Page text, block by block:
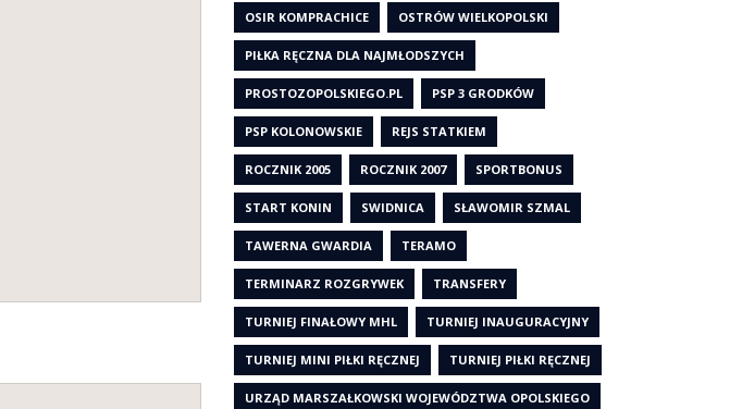
OSIR KOMPRACHICE OSTRÓW WIELKOPOLSKI
PIŁKA RĘCZNA DLA NAJMŁODSZYCH
PROSTOZOPOLSKIEGO.PL PSP 3 GRODKÓW
PSP KOLONOWSKIE REJS STATKIEM
ROCZNIK 2005 ROCZNIK 2007 SPORTBONUS
START KONIN SWIDNICA SŁAWOMIR SZMAL
TAWERNA GWARDIA TERAMO
TERMINARZ ROZGRYWEK TRANSFERY
TURNIEJ FINAŁOWY MHL TURNIEJ INAUGURACYJNY
TURNIEJ MINI PIŁKI RĘCZNEJ TURNIEJ PIŁKI RĘCZNEJ
URZĄD MARSZAŁKOWSKI WOJEWÓDZTWA OPOLSKIEGO